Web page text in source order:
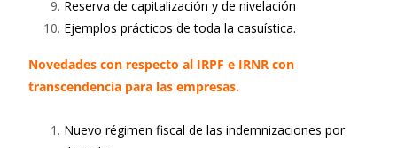
Reserva de capitalización y de nivelación
Ejemplos prácticos de toda la casuística.
Novedades con respecto al IRPF e IRNR con
transcendencia para las empresas.
Nuevo régimen fiscal de las indemnizaciones por